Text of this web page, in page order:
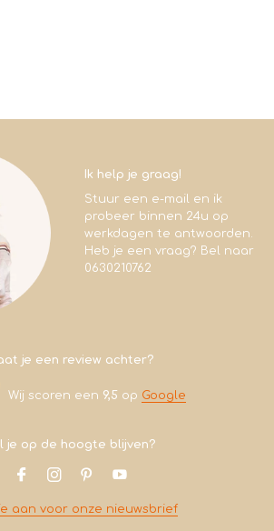
Ik help je graag!
Stuur een e-mail en ik
probeer binnen 24u op
werkdagen te antwoorden.
Heb je een vraag? Bel naar
0630210762
je een review achter?
Wij scoren een 9,5 op Google
je op de hoogte blijven?
aan voor onze nieuwsbrief